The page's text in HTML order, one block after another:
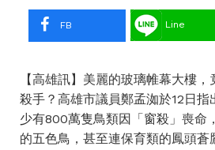
FB Line
【高雄訊】美麗的玻璃帷幕大樓
殺手？高雄市議員鄭孟洳於12日指
少有800萬隻鳥類因「窗殺」喪命
的五色鳥，甚至連保育類的鳳頭蒼